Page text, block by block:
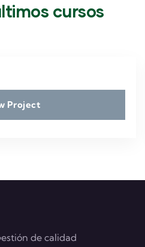
cursos
Project